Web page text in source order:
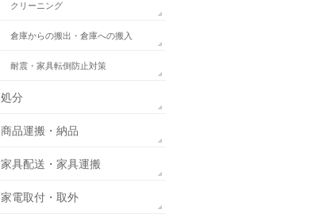
クリーニング
倉庫からの搬出・倉庫への搬入
耐震・家具転倒防止対策
処分
商品運搬・納品
家具配送・家具運搬
家電取付・取外